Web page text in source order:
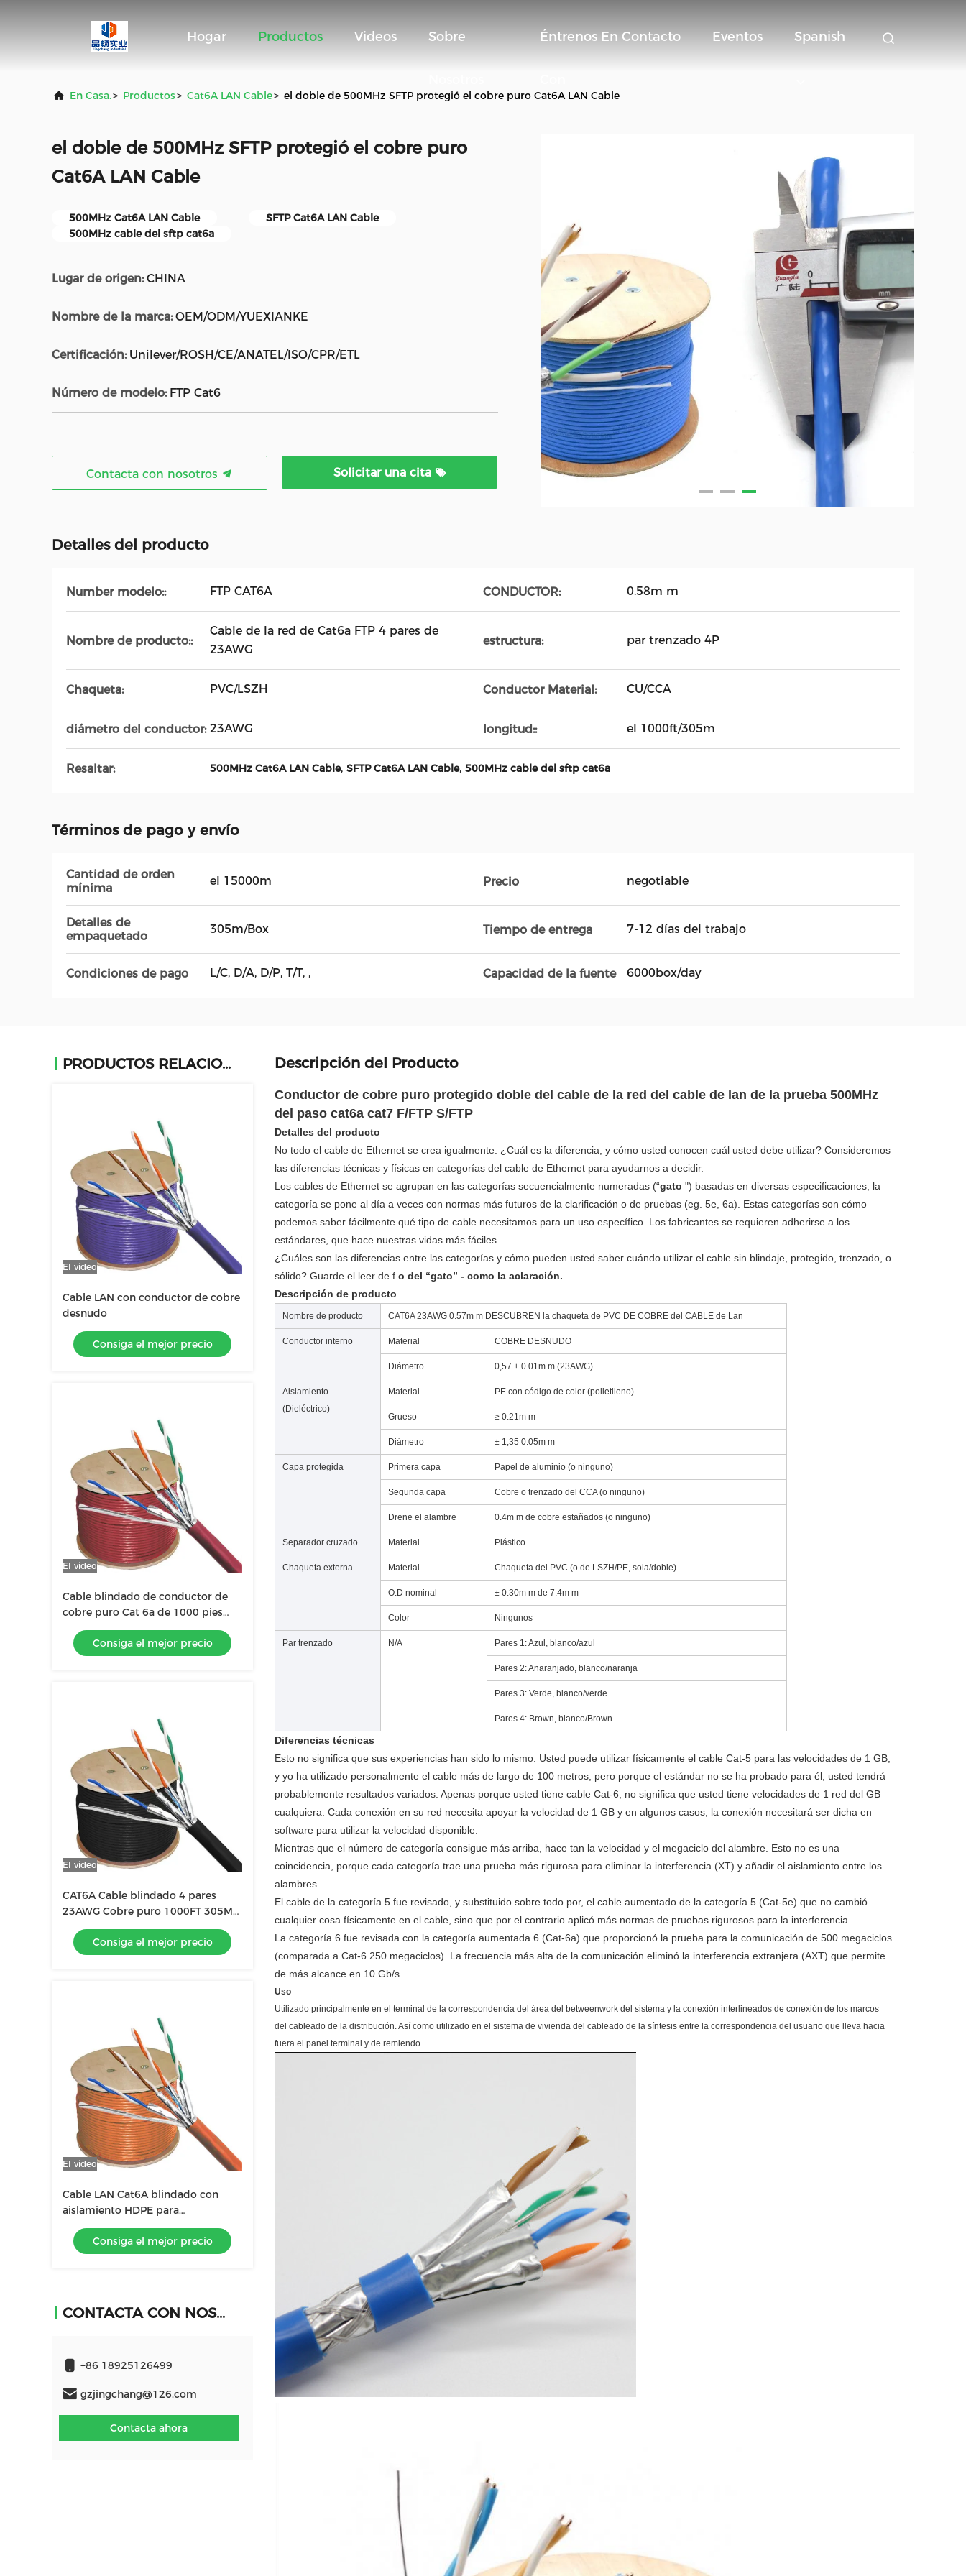
Hogar Productos Videos Sobre Éntrenos En Contacto Eventos Spanish
En Casa.> Productos> Cat6A LAN Cable> el doble de 500MHz SFTP protegió el cobre puro Cat6A LAN Cable
el doble de 500MHz SFTP protegió el cobre puro
Cat6A LAN Cable
500MHz Cat6A LAN Cable
SFTP Cat6A LAN Cable
500MHz cable del sftp cat6a
Lugar de origen: CHINA
Nombre de la marca: OEM/ODM/YUEXIANKE
Certificación: Unilever/ROSH/CE/ANATEL/ISO/CPR/ETL
Número de modelo: FTP Cat6
Contacta con nosotros Solicitar una cita
Detalles del producto
Number modelo:: FTP CAT6A CONDUCTOR: 0.58m m
Nombre de producto::
Cable de la red de Cat6a FTP 4 pares de
23AWG
estructura: par trenzado 4P
Chaqueta: PVC/LSZH Conductor Material: CU/CCA
diámetro del conductor: 23AWG longitud:: el 1000ft/305m
Resaltar: 500MHz Cat6A LAN Cable, SFTP Cat6A LAN Cable, 500MHz cable del sftp cat6a
Términos de pago y envío
Cantidad de orden
mínima
el 15000m Precio negotiable
Detalles de
empaquetado
305m/Box Tiempo de entrega 7-12 días del trabajo
Condiciones de pago L/C, D/A, D/P, T/T, , Capacidad de la fuente 6000box/day
PRODUCTOS RELACIONADOS
El video
Cable LAN con conductor de cobre
desnudo
Consiga el mejor precio
El video
Cable blindado de conductor de
cobre puro Cat 6a de 1000 pies
para redes de hogar y oficina
Consiga el mejor precio
El video
CAT6A Cable blindado 4 pares
23AWG Cobre puro 1000FT 305M
Rollo
Consiga el mejor precio
El video
Cable LAN Cat6A blindado con
aislamiento HDPE para
actualización de red
Consiga el mejor precio
CONTACTA CON NOSOTROS
+86 18925126499
gzjingchang@126.com
Contacta ahora
Descripción del Producto
Conductor de cobre puro protegido doble del cable de la red del cable de lan de la prueba 500MHz
del paso cat6a cat7 F/FTP S/FTP
Detalles del producto
No todo el cable de Ethernet se crea igualmente. ¿Cuál es la diferencia, y cómo usted conocen cuál usted debe utilizar? Consideremos
las diferencias técnicas y físicas en categorías del cable de Ethernet para ayudarnos a decidir.
Los cables de Ethernet se agrupan en las categorías secuencialmente numeradas (“gato ") basadas en diversas especificaciones; la
categoría se pone al día a veces con normas más futuros de la clarificación o de pruebas (eg. 5e, 6a). Estas categorías son cómo
podemos saber fácilmente qué tipo de cable necesitamos para un uso específico. Los fabricantes se requieren adherirse a los
estándares, que hace nuestras vidas más fáciles.
¿Cuáles son las diferencias entre las categorías y cómo pueden usted saber cuándo utilizar el cable sin blindaje, protegido, trenzado, o
sólido? Guarde el leer de f o del “gato” - como la aclaración.
Descripción de producto
Nombre de producto CAT6A 23AWG 0.57m m DESCUBREN la chaqueta de PVC DE COBRE del CABLE de Lan
Conductor interno Material COBRE DESNUDO
Diámetro 0,57 ± 0.01m m (23AWG)
Aislamiento
(Dieléctrico)
Material PE con código de color (polietileno)
Grueso ≥ 0.21m m
Diámetro ± 1,35 0.05m m
Capa protegida Primera capa Papel de aluminio (o ninguno)
Segunda capa Cobre o trenzado del CCA (o ninguno)
Drene el alambre 0.4m m de cobre estañados (o ninguno)
Separador cruzado Material Plástico
Chaqueta externa Material Chaqueta del PVC (o de LSZH/PE, sola/doble)
O.D nominal ± 0.30m m de 7.4m m
Color Ningunos
Par trenzado N/A Pares 1: Azul, blanco/azul
Pares 2: Anaranjado, blanco/naranja
Pares 3: Verde, blanco/verde
Pares 4: Brown, blanco/Brown
Diferencias técnicas
Esto no significa que sus experiencias han sido lo mismo. Usted puede utilizar físicamente el cable Cat-5 para las velocidades de 1 GB,
y yo ha utilizado personalmente el cable más de largo de 100 metros, pero porque el estándar no se ha probado para él, usted tendrá
probablemente resultados variados. Apenas porque usted tiene cable Cat-6, no significa que usted tiene velocidades de 1 red del GB
cualquiera. Cada conexión en su red necesita apoyar la velocidad de 1 GB y en algunos casos, la conexión necesitará ser dicha en
software para utilizar la velocidad disponible.
Mientras que el número de categoría consigue más arriba, hace tan la velocidad y el megaciclo del alambre. Esto no es una
coincidencia, porque cada categoría trae una prueba más rigurosa para eliminar la interferencia (XT) y añadir el aislamiento entre los
alambres.
El cable de la categoría 5 fue revisado, y substituido sobre todo por, el cable aumentado de la categoría 5 (Cat-5e) que no cambió
cualquier cosa físicamente en el cable, sino que por el contrario aplicó más normas de pruebas rigurosos para la interferencia.
La categoría 6 fue revisada con la categoría aumentada 6 (Cat-6a) que proporcionó la prueba para la comunicación de 500 megaciclos
(comparada a Cat-6 250 megaciclos). La frecuencia más alta de la comunicación eliminó la interferencia extranjera (AXT) que permite
de más alcance en 10 Gb/s.
Uso
Utilizado principalmente en el terminal de la correspondencia del área del betweenwork del sistema y la conexión interlineados de conexión de los marcos
del cableado de la distribución. Así como utilizado en el sistema de vivienda del cableado de la síntesis entre la correspondencia del usuario que lleva hacia
fuera el panel terminal y de remiendo.